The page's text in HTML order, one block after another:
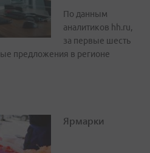
По данным
аналитиков hh.ru,
за первые шесть
предложения в регионе
Ярмарки